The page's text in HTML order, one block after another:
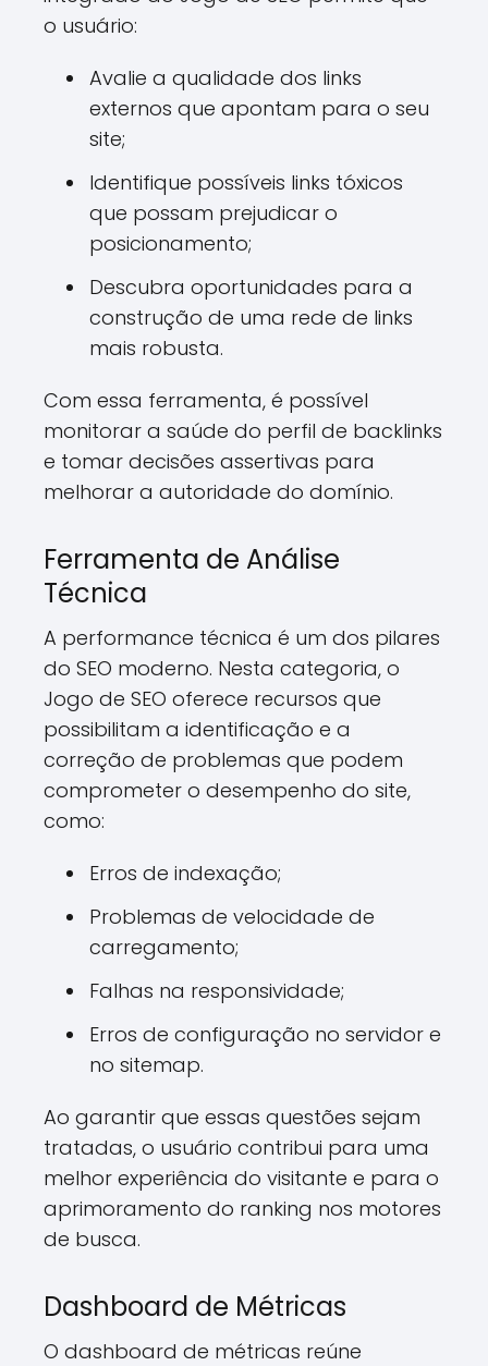
o usuário:
Avalie a qualidade dos links
externos que apontam para o seu
site;
Identifique possíveis links tóxicos
que possam prejudicar o
posicionamento;
Descubra oportunidades para a
construção de uma rede de links
mais robusta.
Com essa ferramenta, é possível
monitorar a saúde do perfil de backlinks
e tomar decisões assertivas para
melhorar a autoridade do domínio.
Ferramenta de Análise
Técnica
A performance técnica é um dos pilares
do SEO moderno. Nesta categoria, o
Jogo de SEO oferece recursos que
possibilitam a identificação e a
correção de problemas que podem
comprometer o desempenho do site,
como:
Erros de indexação;
Problemas de velocidade de
carregamento;
Falhas na responsividade;
Erros de configuração no servidor e
no sitemap.
Ao garantir que essas questões sejam
tratadas, o usuário contribui para uma
melhor experiência do visitante e para o
aprimoramento do ranking nos motores
de busca.
Dashboard de Métricas
O dashboard de métricas reúne